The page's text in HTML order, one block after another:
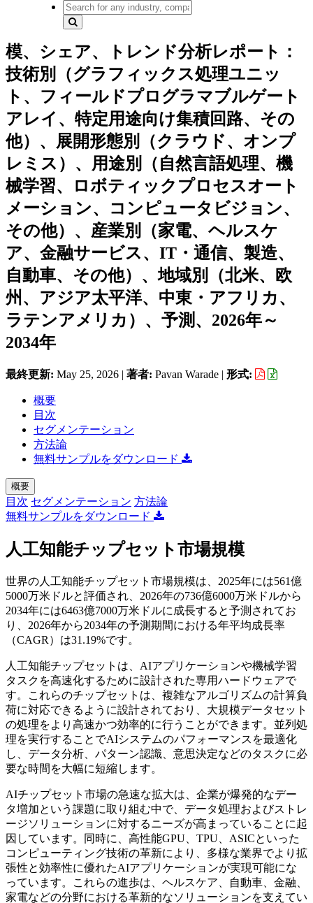
模、シェア、トレンド分析レポート：
技術別（グラフィックス処理ユニッ
ト、フィールドプログラマブルゲート
アレイ、特定用途向け集積回路、その
他）、展開形態別（クラウド、オンプ
レミス）、用途別（自然言語処理、機
械学習、ロボティックプロセスオート
メーション、コンピュータビジョン、
その他）、産業別（家電、ヘルスケ
ア、金融サービス、IT・通信、製造、
自動車、その他）、地域別（北米、欧
州、アジア太平洋、中東・アフリカ、
ラテンアメリカ）、予測、2026年～
2034年
最終更新: May 25, 2026 | 著者: Pavan Warade | 形式:
概要
目次
セグメンテーション
方法論
無料サンプルをダウンロード
概要
目次 セグメンテーション 方法論
無料サンプルをダウンロード
人工知能チップセット市場規模
世界の人工知能チップセット市場規模は、2025年には561億
5000万米ドルと評価され、2026年の736億6000万米ドルから
2034年には6463億7000万米ドルに成長すると予測されてお
り、2026年から2034年の予測期間における年平均成長率
（CAGR）は31.19%です。
人工知能チップセットは、AIアプリケーションや機械学習
タスクを高速化するために設計された専用ハードウェアで
す。これらのチップセットは、複雑なアルゴリズムの計算負
荷に対応できるように設計されており、大規模データセット
の処理をより高速かつ効率的に行うことができます。並列処
理を実行することでAIシステムのパフォーマンスを最適化
し、データ分析、パターン認識、意思決定などのタスクに必
要な時間を大幅に短縮します。
AIチップセット市場の急速な拡大は、企業が爆発的なデー
タ増加という課題に取り組む中で、データ処理およびストレ
ージソリューションに対するニーズが高まっていることに起
因しています。同時に、高性能GPU、TPU、ASICといった
コンピューティング技術の革新により、多様な業界でより拡
張性と効率性に優れたAIアプリケーションが実現可能にな
っています。これらの進歩は、ヘルスケア、自動車、金融、
家電などの分野における革新的なソリューションを支えてい